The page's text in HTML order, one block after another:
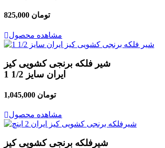
825,000 تومان
مشاهده محصول
شیر فلکه برنجی کشویی کیز
ایران سایز 1/2 1
1,045,000 تومان
مشاهده محصول
شیرفلکه برنجی کشویی کیز